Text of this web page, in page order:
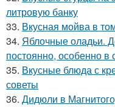
литровую банку
33. Вкусная мойва в
34. Яблочные оладьи.
постоянно, особенно в
35. Вкусные блюда с
советы
36. Дидюли в